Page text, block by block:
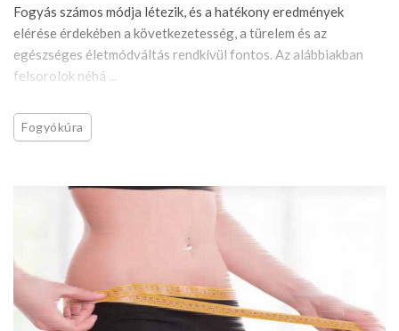
Fogyás számos módja létezik, és a hatékony eredmények
elérése érdekében a következetesség, a türelem és az
egészséges életmódváltás rendkívül fontos. Az alábbiakban
felsorolok néhá ...
Fogyókúra